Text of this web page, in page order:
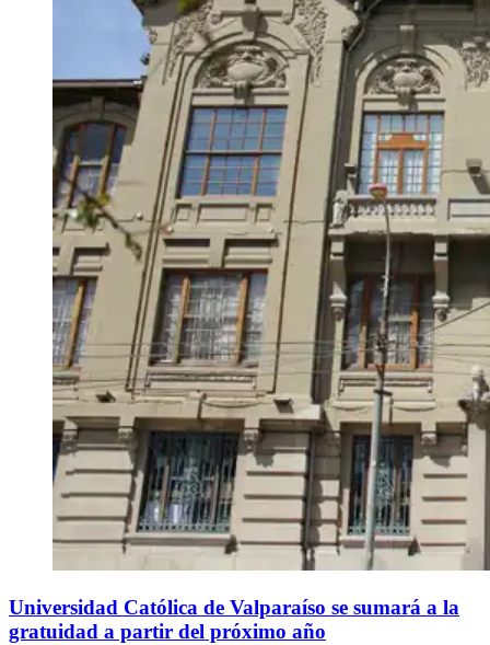
Universidad Católica de Valparaíso se sumará a la
gratuidad a partir del próximo año